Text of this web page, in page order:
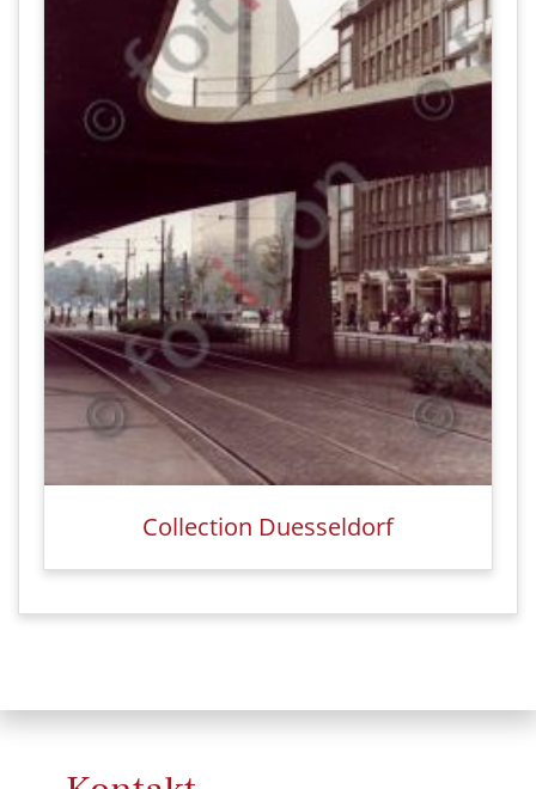
Collection Duesseldorf